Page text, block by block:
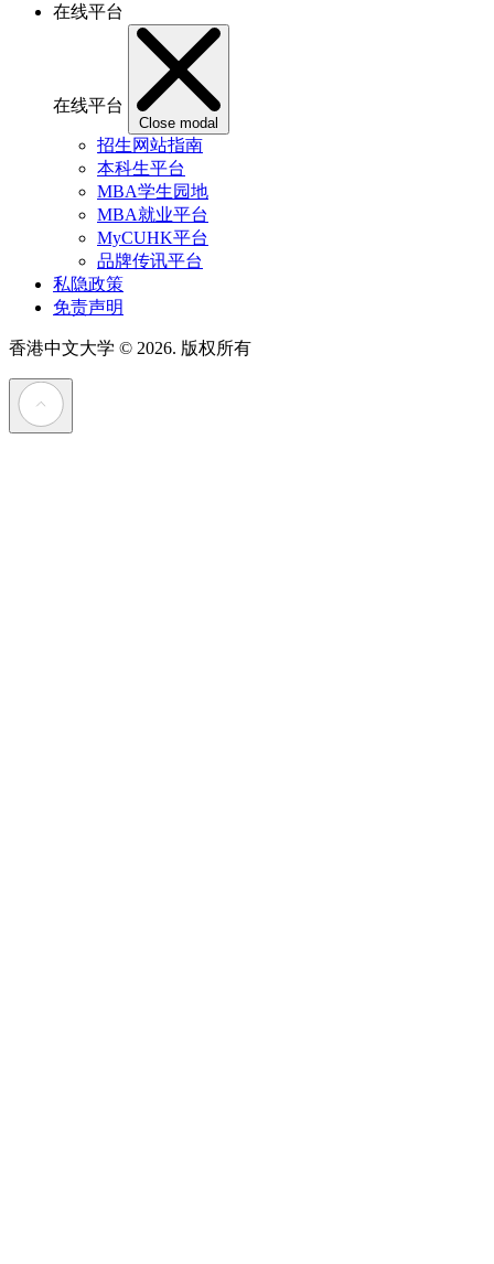
在线平台
在线平台
Close modal
招生网站指南
本科生平台
MBA学生园地
MBA就业平台
MyCUHK平台
品牌传讯平台
私隐政策
免责声明
香港中文大学 © 2026. 版权所有